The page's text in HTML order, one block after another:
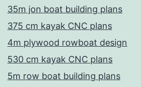
35m jon boat building plans
375 cm kayak CNC plans
4m plywood rowboat design
530 cm kayak CNC plans
5m row boat building plans